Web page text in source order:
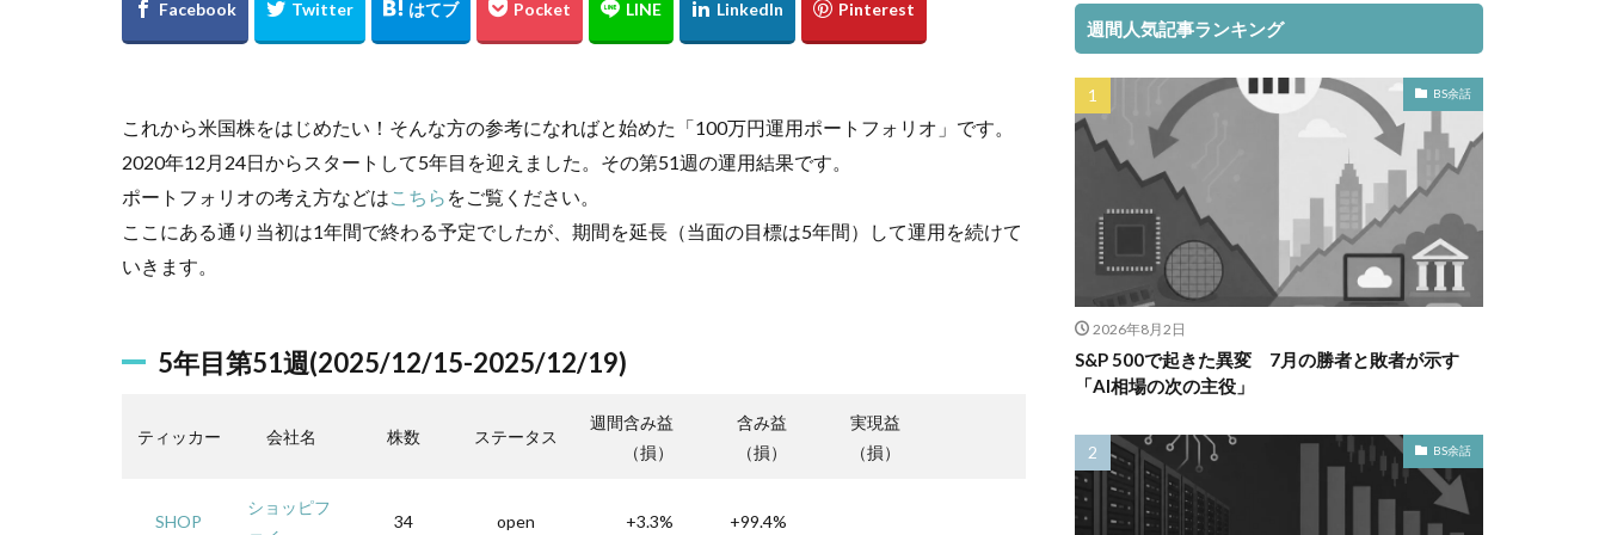
これから米国株をはじめたい！そんな方の参考になればと始めた「100万円運用ポートフォリオ」です。
2020年12月24日からスタートして5年目を迎えました。その第51週の運用結果です。
ポートフォリオの考え方などは こちら をご覧ください。
ここにある通り当初は1年間で終わる予定でしたが、期間を延長（当面の目標は5年間）して運用を続けて
いきます。
5年目第51週(2025/12/15-2025/12/19)
ティッカー 会社名 株数 ステータス
週間含み益
（損）
含み益
（損）
実現益
（損）
SHOP
ショッピフ
34 open +3.3% +99.4%
週間人気記事ランキング
BS余話
2026年8月2日
S&P 500で起きた異変 7月の勝者と敗者が示す
「AI相場の次の主役」
BS余話